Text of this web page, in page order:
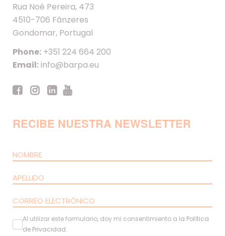
Rua Noé Pereira, 473
4510-706 Fânzeres
Gondomar, Portugal
Phone: +351 224 664 200
Email:info@barpa.eu
RECIBE NUESTRA NEWSLETTER
Al utilizar este formulario, doy mi consentimiento a la Política
de Privacidad.